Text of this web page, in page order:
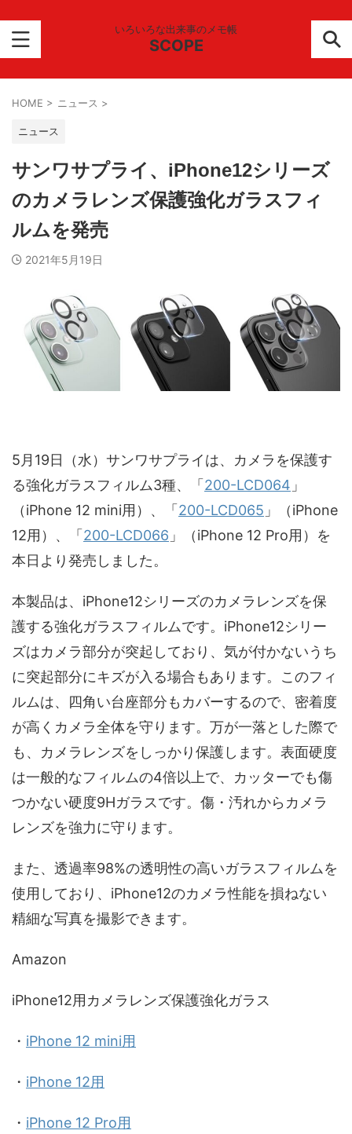
いろいろな出来事のメモ帳
SCOPE
HOME > ニュース >
ニュース
サンワサプライ、iPhone12シリーズ
のカメラレンズ保護強化ガラスフィ
ルムを発売
2021年5月19日
5月19日（水）サンワサプライは、カメラを保護す
る強化ガラスフィルム3種、「 200-LCD064 」
（iPhone 12 mini用）、「 200-LCD065 」（iPhone
12用）、「 200-LCD066 」（iPhone 12 Pro用）を
本日より発売しました。
本製品は、iPhone12シリーズのカメラレンズを保
護する強化ガラスフィルムです。iPhone12シリー
ズはカメラ部分が突起しており、気が付かないうち
に突起部分にキズが入る場合もあります。このフィ
ルムは、四角い台座部分もカバーするので、密着度
が高くカメラ全体を守ります。万が一落とした際で
も、カメラレンズをしっかり保護します。表面硬度
は一般的なフィルムの4倍以上で、カッターでも傷
つかない硬度9Hガラスです。傷・汚れからカメラ
レンズを強力に守ります。
また、透過率98%の透明性の高いガラスフィルムを
使用しており、iPhone12のカメラ性能を損ねない
精細な写真を撮影できます。
Amazon
iPhone12用カメラレンズ保護強化ガラス
・ iPhone 12 mini用
・ iPhone 12用
・ iPhone 12 Pro用